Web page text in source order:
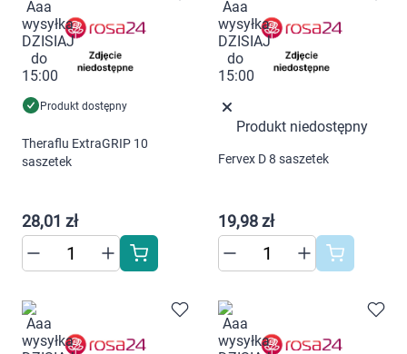
Mężczyzna
Zdrowy styl życia
Zabawki
Sprzęt medyczny
Grupy produktowe
Produkt dostępny
Theraflu ExtraGRIP 10
saszetek
28,01 zł
Produkt niedostępny
Fervex D 8 saszetek
19,98 zł